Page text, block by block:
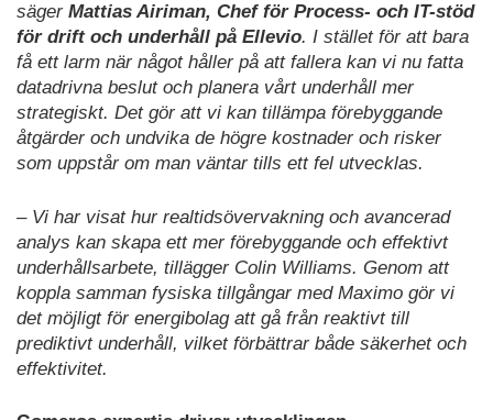
säger Mattias Airiman, Chef för Process- och IT-stöd
för drift och underhåll på Ellevio. I stället för att bara
få ett larm när något håller på att fallera kan vi nu fatta
datadrivna beslut och planera vårt underhåll mer
strategiskt. Det gör att vi kan tillämpa förebyggande
åtgärder och undvika de högre kostnader och risker
som uppstår om man väntar tills ett fel utvecklas.
– Vi har visat hur realtidsövervakning och avancerad
analys kan skapa ett mer förebyggande och effektivt
underhållsarbete, tillägger Colin Williams. Genom att
koppla samman fysiska tillgångar med Maximo gör vi
det möjligt för energibolag att gå från reaktivt till
prediktivt underhåll, vilket förbättrar både säkerhet och
effektivitet.